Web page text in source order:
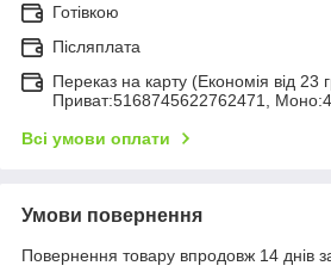
Готівкою
Післяплата
Переказ на карту (Економія від 23
Приват:5168745622762471,
Всі умови оплати
Умови повернення
Повернення товару впродовж 14 днів